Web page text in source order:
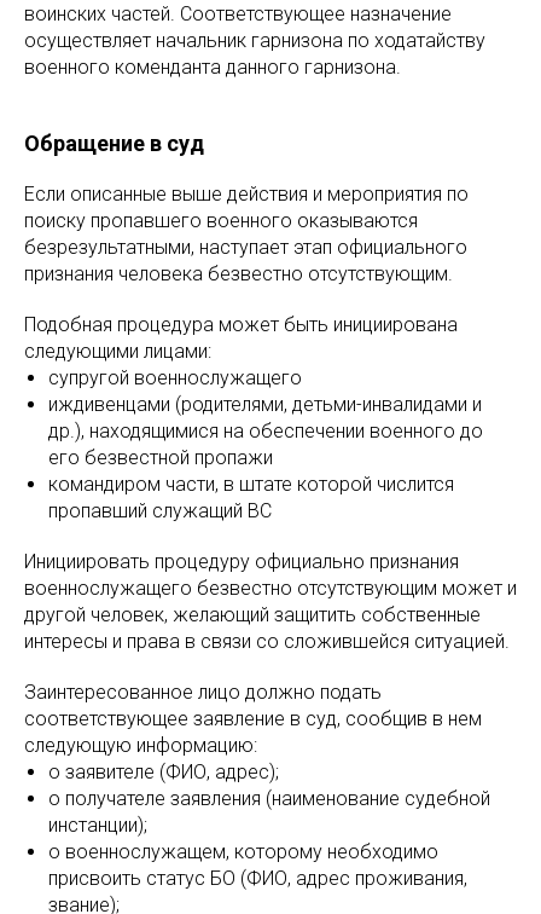
воинских частей. Соответствующее назначение
осуществляет начальник гарнизона по ходатайству
военного коменданта данного гарнизона.
Обращение в суд
Если описанные выше действия и мероприятия по
поиску пропавшего военного оказываются
безрезультатными, наступает этап официального
признания человека безвестно отсутствующим.
Подобная процедура может быть инициирована
следующими лицами:
супругой военнослужащего
иждивенцами (родителями, детьми-инвалидами и
др.), находящимися на обеспечении военного до
его безвестной пропажи
командиром части, в штате которой числится
пропавший служащий ВС
Инициировать процедуру официально признания
военнослужащего безвестно отсутствующим может и
другой человек, желающий защитить собственные
интересы и права в связи со сложившейся ситуацией.
Заинтересованное лицо должно подать
соответствующее заявление в суд, сообщив в нем
следующую информацию:
о заявителе (ФИО, адрес);
о получателе заявления (наименование судебной
инстанции);
о военнослужащем, которому необходимо
присвоить статус БО (ФИО, адрес проживания,
звание);